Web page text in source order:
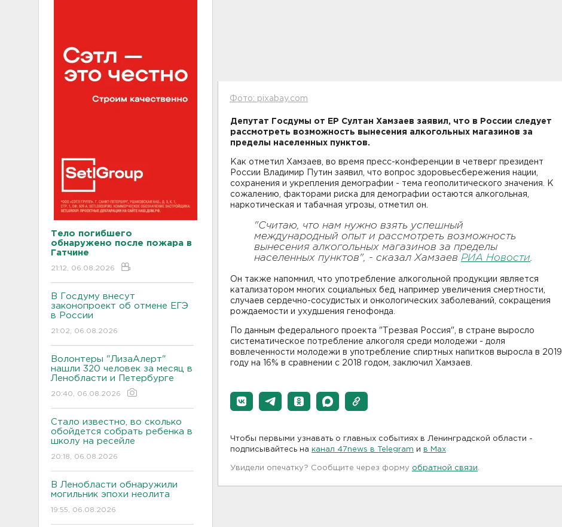
Тело погибшего
обнаружено после пожара в
Гатчине
21:12, 06.08.2026
В Госдуму внесут
законопроект об отмене ЕГЭ
в России
21:02, 06.08.2026
Волонтеры "ЛизаАлерт"
нашли 320 человек за месяц в
Ленобласти и Петербурге
20:40, 06.08.2026
Стало известно, во сколько
обойдется собрать ребенка в
школу на ресейле
20:18, 06.08.2026
В Ленобласти обнаружили
могильник эпохи неолита
19:55, 06.08.2026
Фото: pixabay.com
Депутат Госдумы от ЕР Султан Хамзаев заявил, что в России следует
рассмотреть возможность вынесения алкогольных магазинов за
пределы населенных пунктов.
Как отметил Хамзаев, во время пресс-конференции в четверг президент
России Владимир Путин заявил, что вопрос здоровьесбережения нации,
сохранения и укрепления демографии - тема геополитического значения. К
сожалению, факторами риска для демографии остаются алкогольная,
наркотическая и табачная угрозы, отметил он.
"Считаю, что нам нужно взять успешный
международный опыт и рассмотреть возможность
вынесения алкогольных магазинов за пределы
населенных пунктов", - сказал Хамзаев РИА Новости.
Он также напомнил, что употребление алкогольной продукции является
катализатором многих социальных бед, например увеличения смертности,
случаев сердечно-сосудистых и онкологических заболеваний, сокращения
рождаемости и ухудшения генофонда.
По данным федерального проекта "Трезвая Россия", в стране выросло
систематическое потребление алкоголя среди молодежи - доля
вовлеченности молодежи в употребление спиртных напитков выросла в 2019
году на 16% в сравнении с 2018 годом, заключил Хамзаев.
Чтобы первыми узнавать о главных событиях в Ленинградской области -
подписывайтесь на канал 47news в Telegram и в Maх
Увидели опечатку? Сообщите через форму обратной связи